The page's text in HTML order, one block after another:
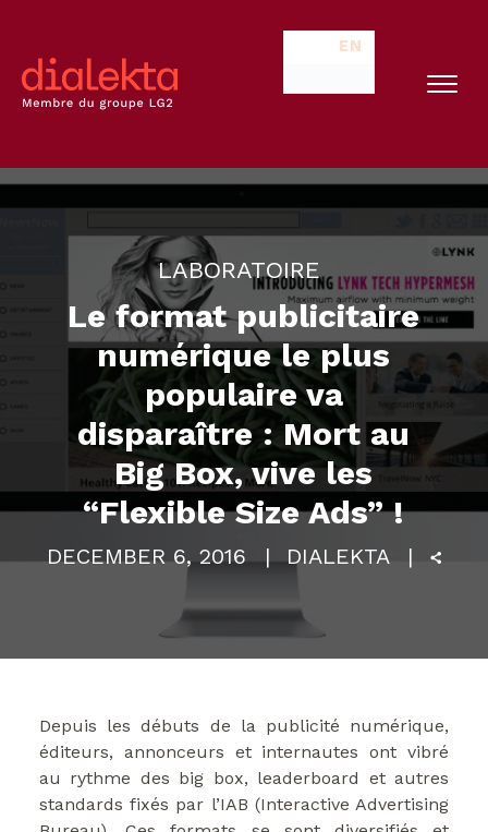
EN
LABORATOIRE
Le format publicitaire
numérique le plus
populaire va
disparaître : Mort au
Big Box, vive les
“Flexible Size Ads” !
DECEMBER 6, 2016 DIALEKTA
Depuis les débuts de la publicité numérique,
éditeurs, annonceurs et internautes ont vibré
au rythme des big box, leaderboard et autres
standards fixés par l’IAB (Interactive Advertising